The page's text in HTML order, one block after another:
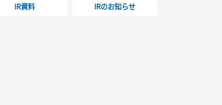
IR資料 IRのお知らせ